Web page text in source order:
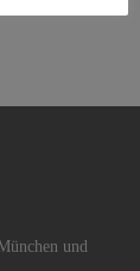
und